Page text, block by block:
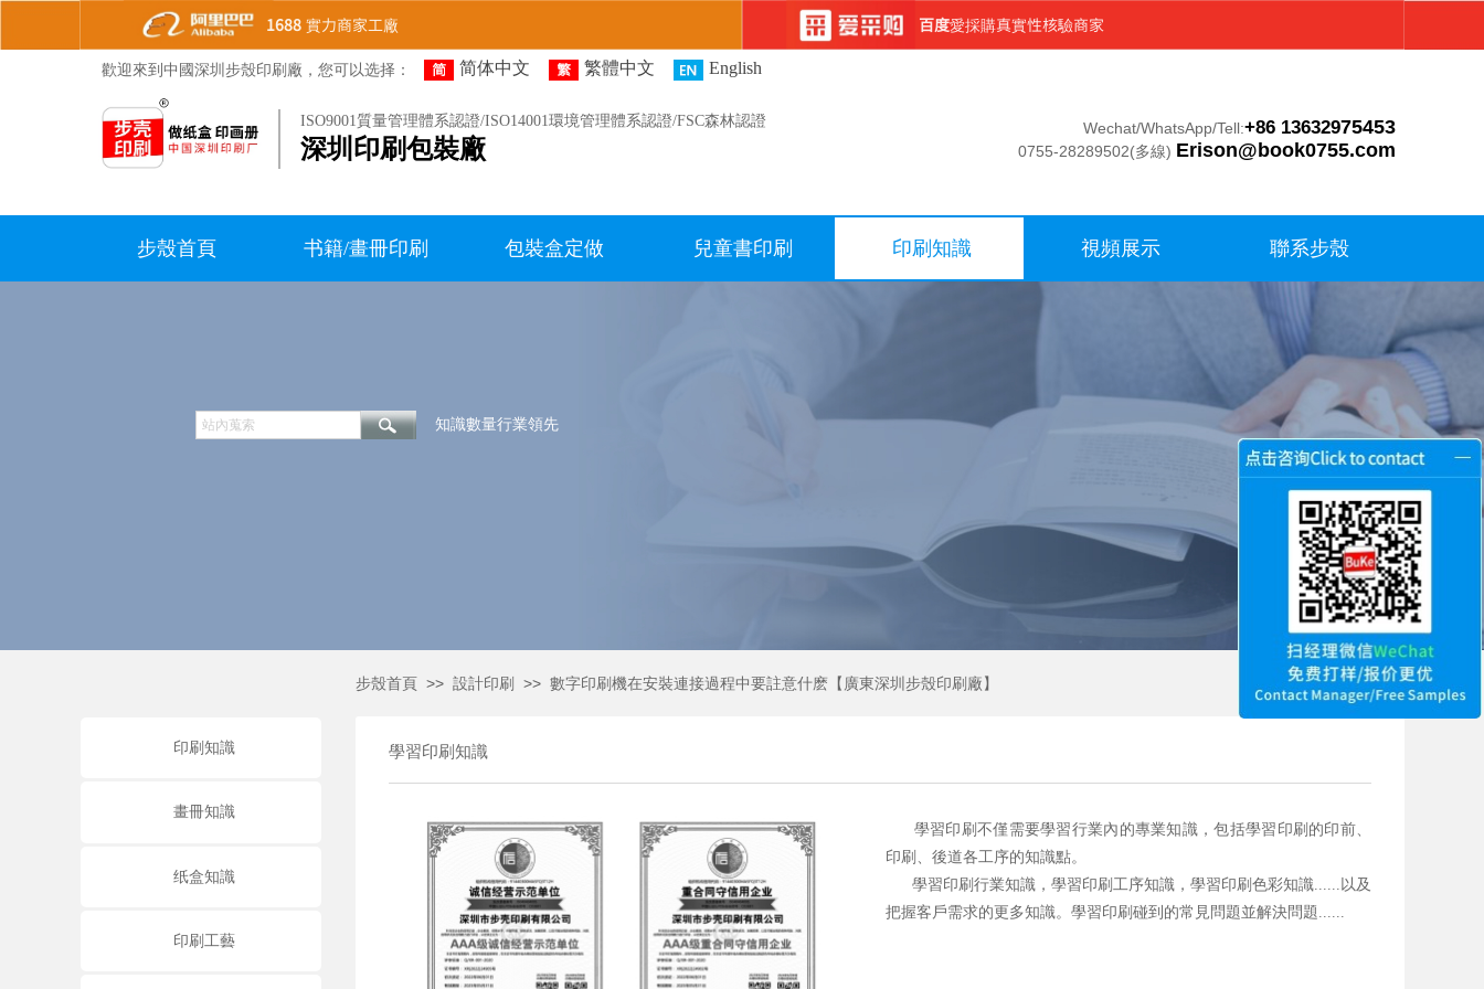
百度愛採購真實性核驗商家
1688 實力商家工廠
简体中文 繁體中文 English
ISO9001質量管理體系認證/ISO14001環境管理體系認證/FSC森林認證
深圳 印刷包裝廠
Wechat/WhatsApp/Tell:+86 13632975453
0755-28289502(多線) Erison@book0755.com
歡迎來到 中國深圳 步殼印刷廠，您可以选择：
步殼首頁 书籍/畫冊印刷 包裝盒定做 兒童書印刷 印刷知識 視頻展示 聯系步殼
知識數量行業領先
印刷知識
畫冊知識
纸盒知識
印刷工藝
步殼首頁 >> 設計印刷 >> 數字印刷機在安裝連接過程中要註意什麽【廣東深圳步殼印刷廠】
學習印刷不僅需要學習行業內的專業知識，包括學習印刷的印前、
印刷、後道各工序的知識點。
學習印刷行業知識，學習印刷工序知識，學習印刷色彩知識......以及
把握客戶需求的更多知識。 學習印刷碰到的常見問題並解決問題......
學習印刷知識